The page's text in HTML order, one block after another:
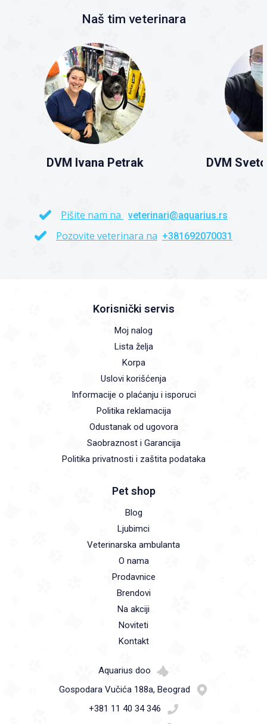
Naš tim veterinara
DVM Ivana Petrak DVM
Pišite nam na veterinari@aquarius.rs
Pozovite veterinara na +381692070031
Korisnički servis
Moj nalog
Lista želja
Korpa
Uslovi korišćenja
Informacije o plaćanju i isporuci
Politika reklamacija
Odustanak od ugovora
Saobraznost i Garancija
Politika privatnosti i zaštita podataka
Pet shop
Blog
Ljubimci
Veterinarska ambulanta
O nama
Prodavnice
Brendovi
Na akciji
Noviteti
Kontakt
Aquarius doo
Gospodara Vučića 188a, Beograd
+381 11 40 34 346